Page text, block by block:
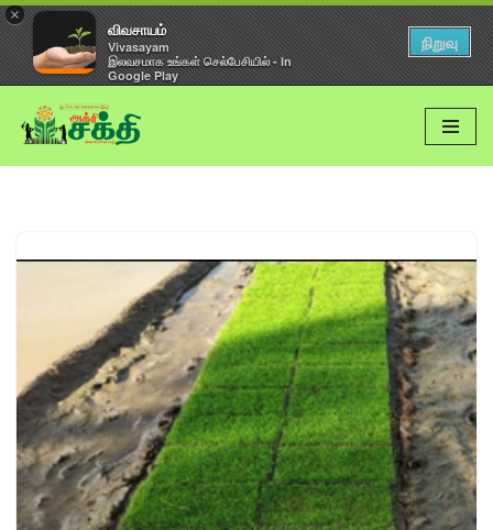
×
விவசாயம்
Vivasayam
இலவசமாக உங்கள் செல்பேசியில் - In
Google Play
நிறுவு
Skip
to